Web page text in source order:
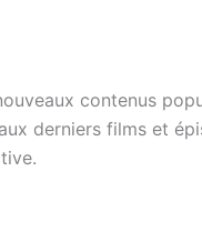
contenus
derniers films et